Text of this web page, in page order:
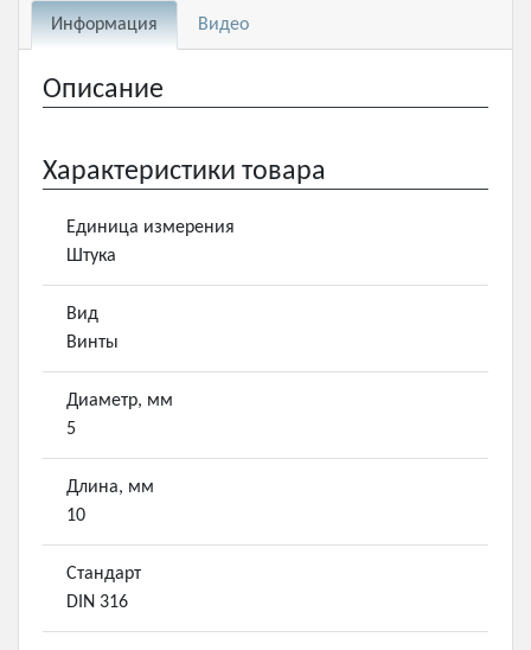
Информация Видео
Описание
Характеристики товара
Единица измерения
Штука
Вид
Винты
Диаметр, мм
5
Длина, мм
10
Стандарт
DIN 316